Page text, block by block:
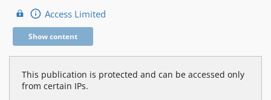
Access Limited
Show content
This publication is protected and can be accessed only
from certain IPs.